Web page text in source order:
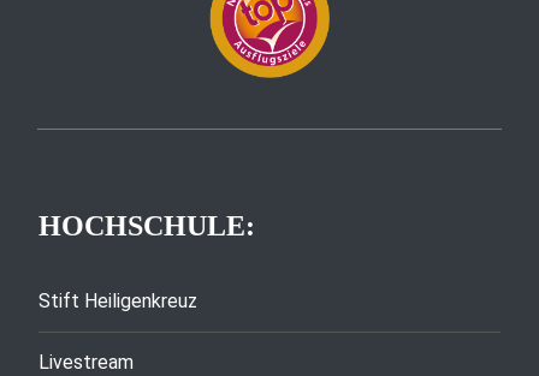
HOCHSCHULE:
Stift Heiligenkreuz
Livestream